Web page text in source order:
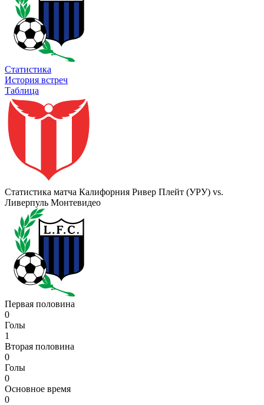
Статистика
История встреч
Таблица
Статистика матча Калифорния Ривер Плейт (УРУ) vs.
Ливерпуль Монтевидео
Первая половина
0
Голы
1
Вторая половина
0
Голы
0
Основное время
0